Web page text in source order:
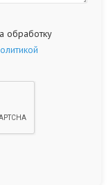
обработку